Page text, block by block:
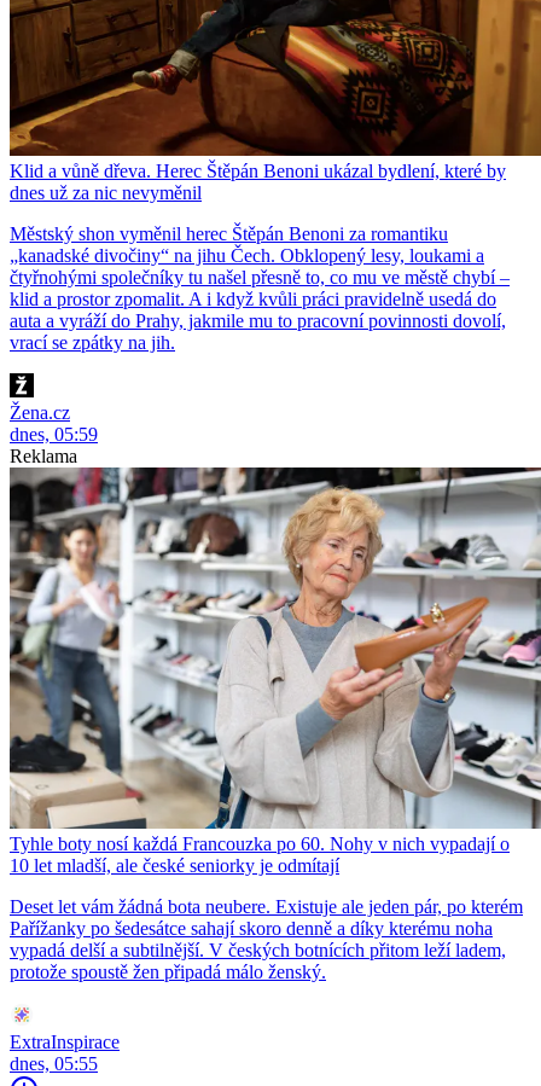
Klid a vůně dřeva. Herec Štěpán Benoni ukázal bydlení, které by
dnes už za nic nevyměnil
Městský shon vyměnil herec Štěpán Benoni za romantiku
„kanadské divočiny“ na jihu Čech. Obklopený lesy, loukami a
čtyřnohými společníky tu našel přesně to, co mu ve městě chybí –
klid a prostor zpomalit. A i když kvůli práci pravidelně usedá do
auta a vyráží do Prahy, jakmile mu to pracovní povinnosti dovolí,
vrací se zpátky na jih.
Žena.cz
dnes, 05:59
Reklama
Tyhle boty nosí každá Francouzka po 60. Nohy v nich vypadají o
10 let mladší, ale české seniorky je odmítají
Deset let vám žádná bota neubere. Existuje ale jeden pár, po kterém
Pařížanky po šedesátce sahají skoro denně a díky kterému noha
vypadá delší a subtilnější. V českých botnících přitom leží ladem,
protože spoustě žen připadá málo ženský.
ExtraInspirace
dnes, 05:55